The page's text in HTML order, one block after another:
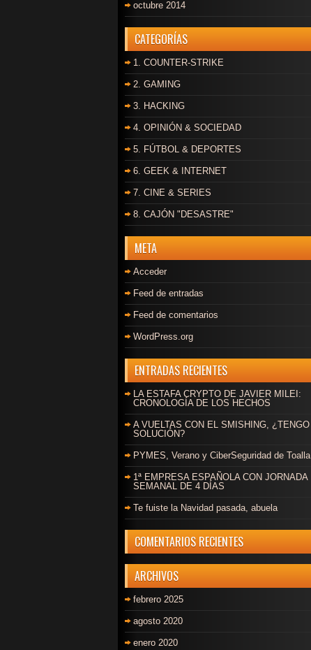
octubre 2014
CATEGORÍAS
1. COUNTER-STRIKE
2. GAMING
3. HACKING
4. OPINIÓN & SOCIEDAD
5. FÚTBOL & DEPORTES
6. GEEK & INTERNET
7. CINE & SERIES
8. CAJÓN "DESASTRE"
META
Acceder
Feed de entradas
Feed de comentarios
WordPress.org
ENTRADAS RECIENTES
LA ESTAFA CRYPTO DE JAVIER MILEI:
CRONOLOGÍA DE LOS HECHOS
A VUELTAS CON EL SMISHING, ¿TENGO
SOLUCIÓN?
PYMES, Verano y CiberSeguridad de Toalla
1ª EMPRESA ESPAÑOLA CON JORNADA
SEMANAL DE 4 DÍAS
Te fuiste la Navidad pasada, abuela
COMENTARIOS RECIENTES
ARCHIVOS
febrero 2025
agosto 2020
enero 2020